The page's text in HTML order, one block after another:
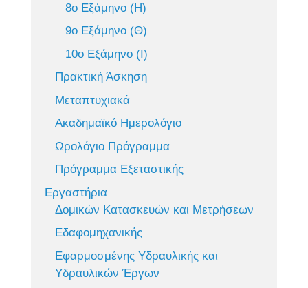
8ο Εξάμηνο (Η)
9ο Εξάμηνο (Θ)
10ο Εξάμηνο (Ι)
Πρακτική Άσκηση
Μεταπτυχιακά
Ακαδημαϊκό Ημερολόγιο
Ωρολόγιο Πρόγραμμα
Πρόγραμμα Εξεταστικής
Εργαστήρια
Δομικών Κατασκευών και Μετρήσεων
Εδαφομηχανικής
Εφαρμοσμένης Υδραυλικής και
Υδραυλικών Έργων